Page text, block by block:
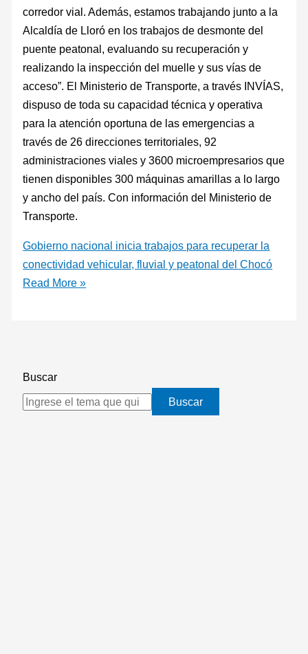
corredor vial. Además, estamos trabajando junto a la
Alcaldía de Lloró en los trabajos de desmonte del
puente peatonal, evaluando su recuperación y
realizando la inspección del muelle y sus vías de
acceso”. El Ministerio de Transporte, a través INVÍAS,
dispuso de toda su capacidad técnica y operativa
para la atención oportuna de las emergencias a
través de 26 direcciones territoriales, 92
administraciones viales y 3600 microempresarios que
tienen disponibles 300 máquinas amarillas a lo largo
y ancho del país. Con información del Ministerio de
Transporte.
Gobierno nacional inicia trabajos para recuperar la
conectividad vehicular, fluvial y peatonal del Chocó
Read More »
Buscar
Buscar